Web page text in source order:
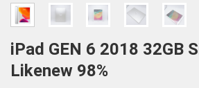
iPad GEN 6 2018 32GB
Likenew 98%